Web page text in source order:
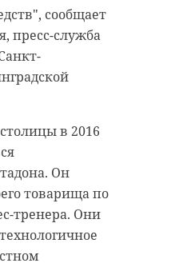
сообщает
пресс-служба
в 2016
Он
товарища по
тренера. Они
COVID-19.
время
5 180
человек.
сделано 31,6
от COVID-19.
будет
Иматра в
маршрут